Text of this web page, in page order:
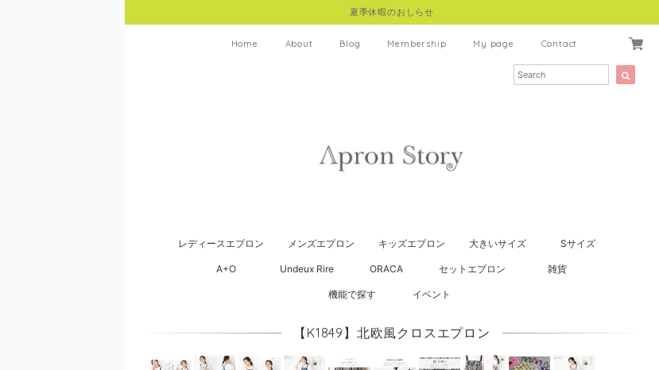
夏季休暇のおしらせ
Home About Blog Membership My page Contact
レディースエプロン メンズエプロン キッズエプロン 大きいサイズ Sサイズ
A+O Undeux Rire ORACA セットエプロン 雑貨
機能で探す イベント
【K1849】北欧風クロスエプロン